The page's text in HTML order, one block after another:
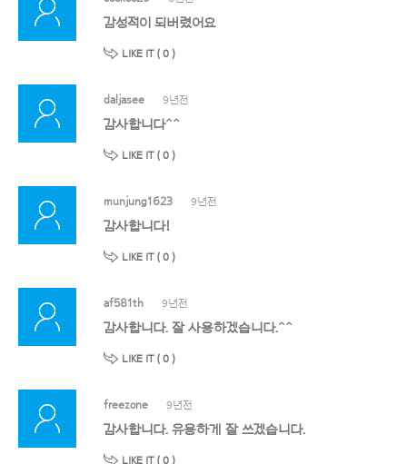
감성적이 되버렸어요
LIKE IT ( 0 )
daljasee 9년전
감사합니다^^
LIKE IT ( 0 )
munjung1623 9년전
감사합니다!
LIKE IT ( 0 )
af581th 9년전
감사합니다. 잘 사용하겠습니다.^^
LIKE IT ( 0 )
freezone 9년전
감사합니다. 유용하게 잘 쓰겠습니다.
LIKE IT ( 0 )